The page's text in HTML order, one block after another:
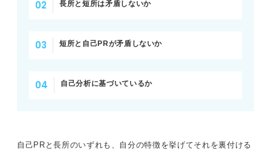
長所と短所は矛盾しないか
短所と自己PRが矛盾しないか
自己分析に基づいているか
自己PRと長所のいずれも、自分の特徴を挙げてそれを裏付ける